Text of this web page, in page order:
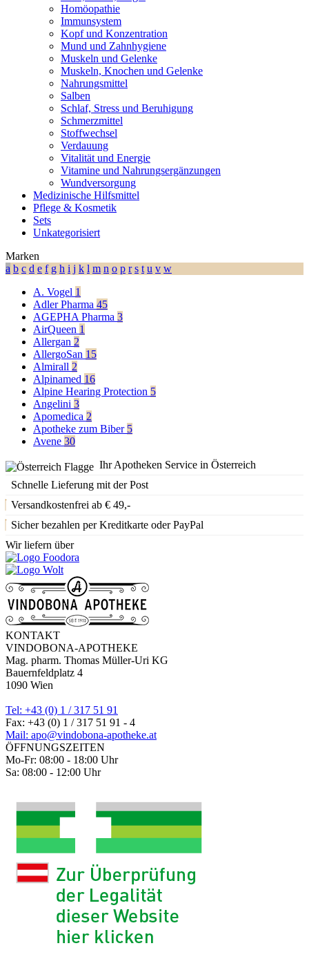
Homöopathie
Immunsystem
Kopf und Konzentration
Mund und Zahnhygiene
Muskeln und Gelenke
Muskeln, Knochen und Gelenke
Nahrungsmittel
Salben
Schlaf, Stress und Beruhigung
Schmerzmittel
Stoffwechsel
Verdauung
Vitalität und Energie
Vitamine und Nahrungsergänzungen
Wundversorgung
Medizinische Hilfsmittel
Pflege & Kosmetik
Sets
Unkategorisiert
Marken
a b c d e f g h i j k l m n o p r s t u v w
A. Vogel 1
Adler Pharma 45
AGEPHA Pharma 3
AirQueen 1
Allergan 2
AllergoSan 15
Almirall 2
Alpinamed 16
Alpine Hearing Protection 5
Angelini 3
Apomedica 2
Apotheke zum Biber 5
Avene 30
Ihr Apotheken Service in Österreich
Schnelle Lieferung mit der Post
Versandkostenfrei ab € 49,-
Sicher bezahlen per Kreditkarte oder PayPal
Wir liefern über
KONTAKT
VINDOBONA-APOTHEKE
Mag. pharm. Thomas Müller-Uri KG
Bauernfeldplatz 4
1090 Wien
Tel: +43 (0) 1 / 317 51 91
Fax: +43 (0) 1 / 317 51 91 - 4
Mail: apo@vindobona-apotheke.at
ÖFFNUNGSZEITEN
Mo-Fr: 08:00 - 18:00 Uhr
Sa: 08:00 - 12:00 Uhr